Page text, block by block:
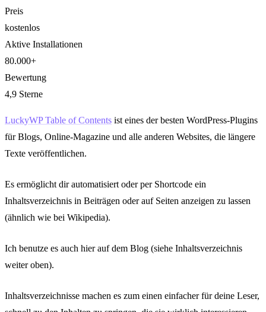
Preis
kostenlos
Aktive Installationen
80.000+
Bewertung
4,9 Sterne
LuckyWP Table of Contents ist eines der besten WordPress-Plugins
für Blogs, Online-Magazine und alle anderen Websites, die längere
Texte veröffentlichen.
Es ermöglicht dir automatisiert oder per Shortcode ein
Inhaltsverzeichnis in Beiträgen oder auf Seiten anzeigen zu lassen
(ähnlich wie bei Wikipedia).
Ich benutze es auch hier auf dem Blog (siehe Inhaltsverzeichnis
weiter oben).
Inhaltsverzeichnisse machen es zum einen einfacher für deine Leser,